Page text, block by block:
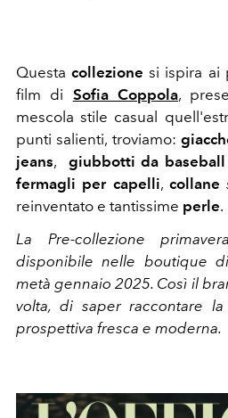
Questacollezione si ispira ai
film di Sofia Coppola,
mescola stile casual
punti salienti, troviamo:g
jeans, giubbotti da baseball
fermagli per capelli,collane
reinventato e tantissime perle.
La Pre-collezione
disponibile nelle boutique
metà gennaio 2025. Così il
volta, di saper raccontare
prospettiva fresca e moderna.